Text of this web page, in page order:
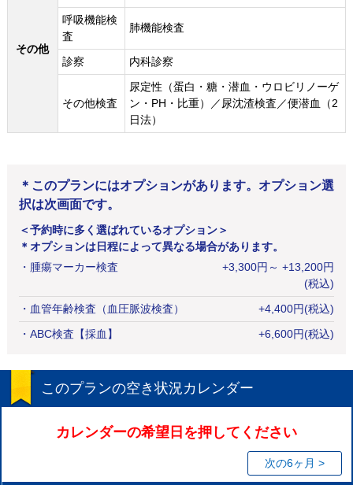
その他
呼吸機能検
査
肺機能検査
診察 内科診察
その他検査
尿定性（蛋白・糖・潜血・ウロビリノーゲ
ン・PH・比重）／尿沈渣検査／便潜血（2
日法）
＊このプランにはオプションがあります。オプション選
択は次画面です。
＜予約時に多く選ばれているオプション＞
＊オプションは日程によって異なる場合があります。
・ 腫瘍マーカー検査 +3,300円 ～ +13,200円
(税込)
・ 血管年齢検査（血圧脈波検査） +4,400円(税込)
・ ABC検査【採血】 +6,600円(税込)
このプランの空き状況カレンダー
カレンダーの希望日を押してください
次の6ヶ月 >